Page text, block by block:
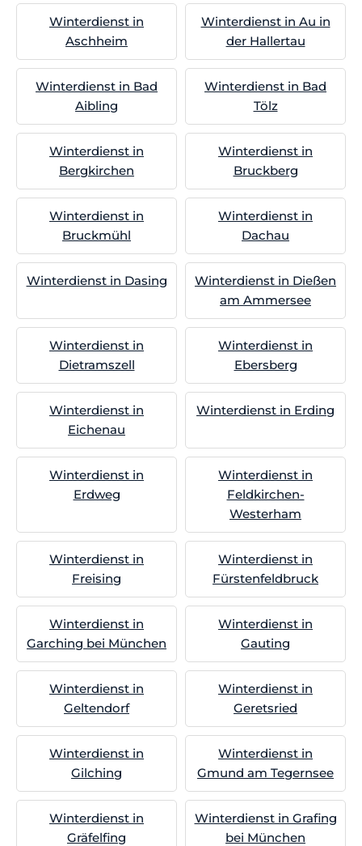
Winterdienst in
Aschheim
Winterdienst in Au in
der Hallertau
Winterdienst in Bad
Aibling
Winterdienst in Bad
Tölz
Winterdienst in
Bergkirchen
Winterdienst in
Bruckberg
Winterdienst in
Bruckmühl
Winterdienst in
Dachau
Winterdienst in Dasing
Winterdienst in Dießen
am Ammersee
Winterdienst in
Dietramszell
Winterdienst in
Ebersberg
Winterdienst in
Eichenau
Winterdienst in Erding
Winterdienst in
Erdweg
Winterdienst in
Feldkirchen-
Westerham
Winterdienst in
Freising
Winterdienst in
Fürstenfeldbruck
Winterdienst in
Garching bei München
Winterdienst in
Gauting
Winterdienst in
Geltendorf
Winterdienst in
Geretsried
Winterdienst in
Gilching
Winterdienst in
Gmund am Tegernsee
Winterdienst in
Gräfelfing
Winterdienst in Grafing
bei München